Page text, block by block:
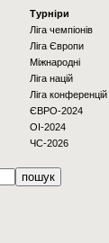
Турніри
Ліга чемпіонів
Ліга Європи
Міжнародні
Ліга націй
Ліга конференцій
ЄВРО-2024
OI-2024
ЧС-2026